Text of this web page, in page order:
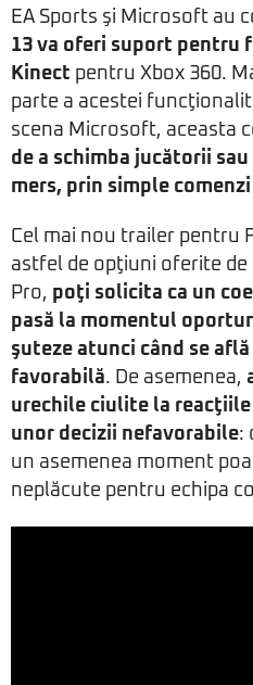
EA Sports şi Microsoft au
13 va oferi suport pentru
Kinect pentru Xbox 360.
parte a acestei
scena Microsoft, aceasta
de a schimba jucătorii
mers, prin simple
Cel mai nou trailer pentru
astfel de opţiuni oferite de
Pro, poţi solicita ca un
pasă la momentul
şuteze atunci când se
favorabilă. De asemenea,
urechile ciulite la
unor decizii nefavorabile:
un asemenea moment
neplăcute pentru echipa